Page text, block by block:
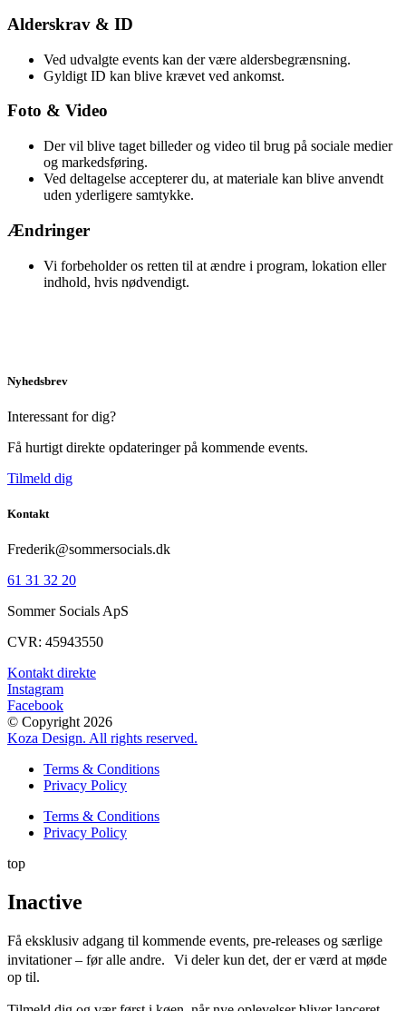
Alderskrav & ID
Ved udvalgte events kan der være aldersbegrænsning.
Gyldigt ID kan blive krævet ved ankomst.
Foto & Video
Der vil blive taget billeder og video til brug på sociale medier
og markedsføring.
Ved deltagelse accepterer du, at materiale kan blive anvendt
uden yderligere samtykke.
Ændringer
Vi forbeholder os retten til at ændre i program, lokation eller
indhold, hvis nødvendigt.
Nyhedsbrev
Interessant for dig?
Få hurtigt direkte opdateringer på kommende events.
Tilmeld dig
Kontakt
Frederik@sommersocials.dk
61 31 32 20
Sommer Socials ApS
CVR: 45943550
Kontakt direkte
Instagram
Facebook
© Copyright 2026
Koza Design. All rights reserved.
Terms & Conditions
Privacy Policy
Terms & Conditions
Privacy Policy
top
Inactive
Få eksklusiv adgang til kommende events, pre-releases og særlige
invitationer – før alle andre. Vi deler kun det, der er værd at møde
op til.